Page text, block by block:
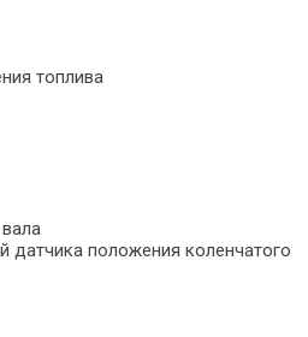
топлива
датчика положения коленчатого